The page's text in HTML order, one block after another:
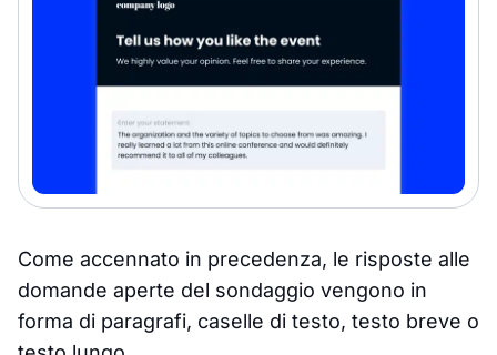
Come accennato in precedenza, le risposte alle
domande aperte del sondaggio vengono in
forma di paragrafi, caselle di testo, testo breve o